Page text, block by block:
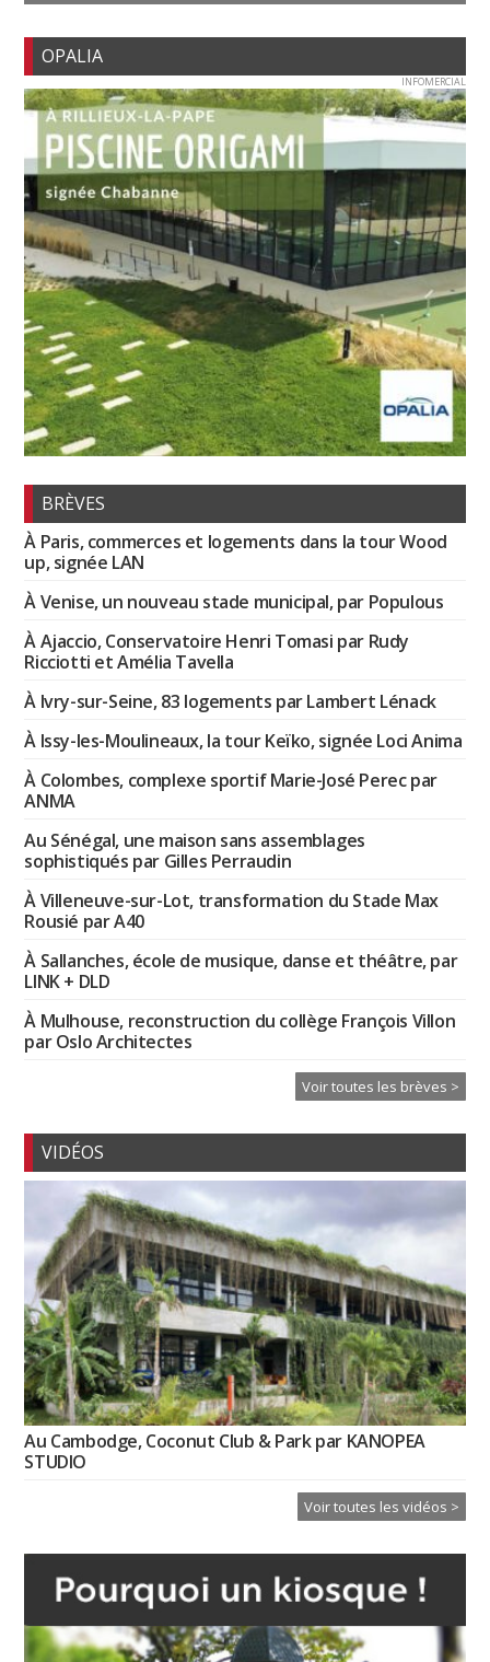
OPALIA
INFOMERCIAL
BRÈVES
À Paris, commerces et logements dans la tour Wood
up, signée LAN
À Venise, un nouveau stade municipal, par Populous
À Ajaccio, Conservatoire Henri Tomasi par Rudy
Ricciotti et Amélia Tavella
À Ivry-sur-Seine, 83 logements par Lambert Lénack
À Issy-les-Moulineaux, la tour Keïko, signée Loci Anima
À Colombes, complexe sportif Marie-José Perec par
ANMA
Au Sénégal, une maison sans assemblages
sophistiqués par Gilles Perraudin
À Villeneuve-sur-Lot, transformation du Stade Max
Rousié par A40
À Sallanches, école de musique, danse et théâtre, par
LINK + DLD
À Mulhouse, reconstruction du collège François Villon
par Oslo Architectes
Voir toutes les brèves >
VIDÉOS
Au Cambodge, Coconut Club & Park par KANOPEA
STUDIO
Voir toutes les vidéos >